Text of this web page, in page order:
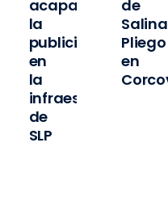
acapara
la
publicidad
en
la
infraestructura
de
SLP
de
Pliego
en